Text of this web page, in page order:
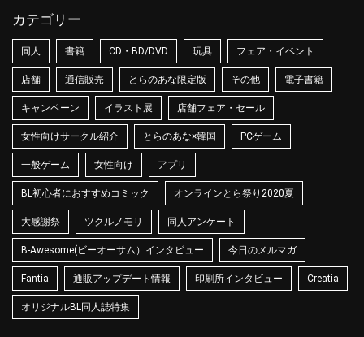
カテゴリー
同人 書籍 CD・BD/DVD 玩具 フェア・イベント
店舗 通信販売 とらのあな限定版 その他 電子書籍
キャンペーン イラスト展 店舗フェア・セール
女性向けサークル紹介 とらのあな×韓国 PCゲーム
一般ゲーム 女性向け アプリ
BL初心者におすすめコミック オンラインとら祭り2020夏
大感謝祭 ツクルノモリ 同人アンケート
B-Awesome(ビーオーサム）インタビュー 今日のメルマガ
Fantia 通販アップデート情報 印刷所インタビュー Creatia
オリジナルBL同人誌特集